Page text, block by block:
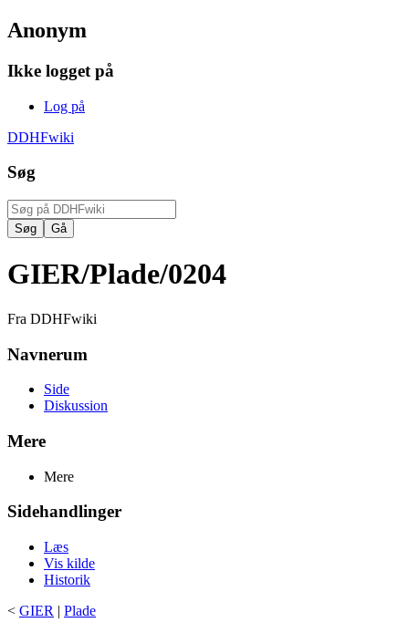
Anonym
Ikke logget på
Log på
DDHFwiki
Søg
GIER/Plade/0204
Fra DDHFwiki
Navnerum
Side
Diskussion
Mere
Mere
Sidehandlinger
Læs
Vis kilde
Historik
< GIER | Plade